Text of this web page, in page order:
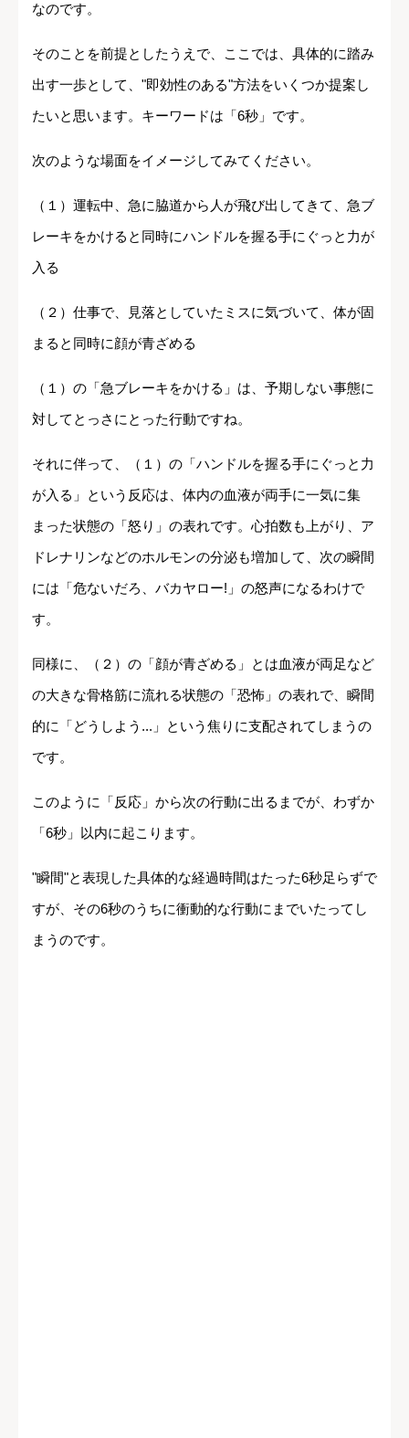
なのです。
そのことを前提としたうえで、ここでは、具体的に踏み
出す一歩として、"即効性のある"方法をいくつか提案し
たいと思います。キーワードは「6秒」です。
次のような場面をイメージしてみてください。
（１）運転中、急に脇道から人が飛び出してきて、急ブ
レーキをかけると同時にハンドルを握る手にぐっと力が
入る
（２）仕事で、見落としていたミスに気づいて、体が固
まると同時に顔が青ざめる
（１）の「急ブレーキをかける」は、予期しない事態に
対してとっさにとった行動ですね。
それに伴って、（１）の「ハンドルを握る手にぐっと力
が入る」という反応は、体内の血液が両手に一気に集
まった状態の「怒り」の表れです。心拍数も上がり、ア
ドレナリンなどのホルモンの分泌も増加して、次の瞬間
には「危ないだろ、バカヤロー!」の怒声になるわけで
す。
同様に、（２）の「顔が青ざめる」とは血液が両足など
の大きな骨格筋に流れる状態の「恐怖」の表れで、瞬間
的に「どうしよう...」という焦りに支配されてしまうの
です。
このように「反応」から次の行動に出るまでが、わずか
「6秒」以内に起こります。
"瞬間"と表現した具体的な経過時間はたった6秒足らずで
すが、その6秒のうちに衝動的な行動にまでいたってし
まうのです。